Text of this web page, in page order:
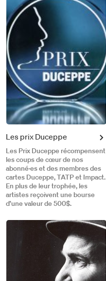
Les prix Duceppe
Les Prix Duceppe récompensent
les coups de cœur de nos
abonné·es et des membres des
cartes Duceppe, TATP et Impact.
En plus de leur trophée, les
artistes reçoivent une bourse
d’une valeur de 500$.